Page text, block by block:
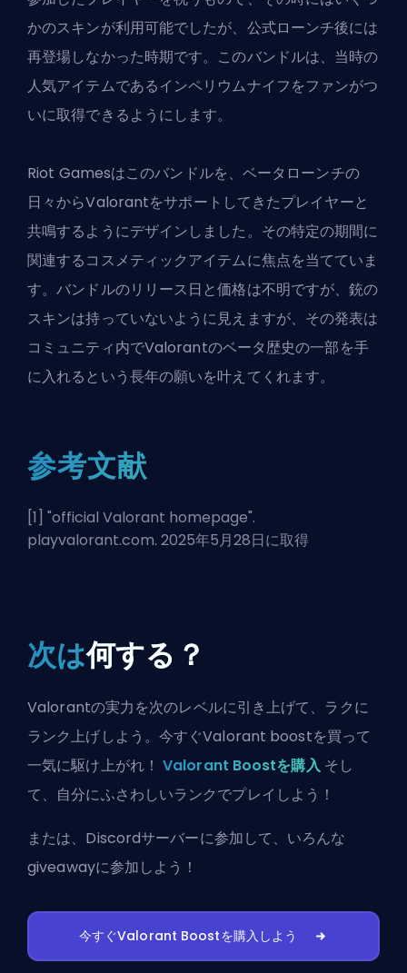
かのスキンが利用可能でしたが、公式ローンチ後には
再登場しなかった時期です。このバンドルは、当時の
人気アイテムであるインペリウムナイフをファンがつ
いに取得できるようにします。
Riot Gamesはこのバンドルを、ベータローンチの
日々からValorantをサポートしてきたプレイヤーと
共鳴するようにデザインしました。その特定の期間に
関連するコスメティックアイテムに焦点を当てていま
す。バンドルのリリース日と価格は不明ですが、銃の
スキンは持っていないように見えますが、その発表は
コミュニティ内でValorantのベータ歴史の一部を手
に入れるという長年の願いを叶えてくれます。
参考文献
[1] "official Valorant homepage".
playvalorant.com. 2025年5月28日に取得
次は何する？
Valorantの実力を次のレベルに引き上げて、ラクに
ランク上げしよう。今すぐValorant boostを買って
一気に駆け上がれ！ Valorant Boostを購入そし
て、自分にふさわしいランクでプレイしよう！
または、 Discordサーバーに参加して、いろんな
giveawayに参加しよう！
今すぐValorant Boostを購入しよう